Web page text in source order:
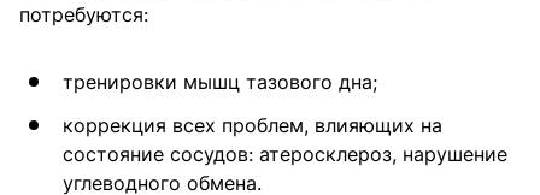
потребуются:
тренировки мышц тазового дна;
коррекция всех проблем, влияющих на
состояние сосудов: атеросклероз, нарушение
углеводного обмена.